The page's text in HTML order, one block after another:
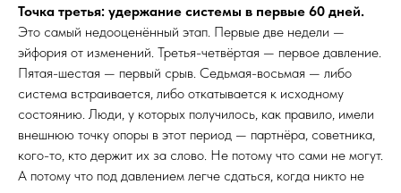
Точка третья: удержание системы в первые 60 дней.
Это самый недооценённый этап. Первые две недели —
эйфория от изменений. Третья-четвёртая — первое давление.
Пятая-шестая — первый срыв. Седьмая-восьмая — либо
система встраивается, либо откатывается к исходному
состоянию. Люди, у которых получилось, как правило, имели
внешнюю точку опоры в этот период — партнёра, советника,
кого-то, кто держит их за слово. Не потому что сами не могут.
А потому что под давлением легче сдаться, когда никто не